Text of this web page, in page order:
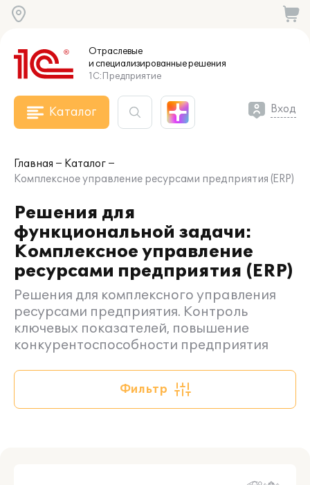
Отраслевые
и специализированныерешения
1С:Предприятие
Каталог Вход
Главная
Каталог
Комплексное управление ресурсами предприятия (ERP)
Решения для
функциональной задачи:
Комплексное управление
ресурсами предприятия (ERP)
Решения для комплексного управления
ресурсами предприятия. Контроль
ключевых показателей, повышение
конкурентоспособности предприятия
Фильтр